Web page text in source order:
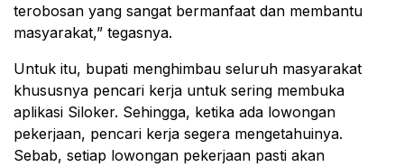
terobosan yang sangat bermanfaat dan membantu
masyarakat,” tegasnya.
Untuk itu, bupati menghimbau seluruh masyarakat
khususnya pencari kerja untuk sering membuka
aplikasi Siloker. Sehingga, ketika ada lowongan
pekerjaan, pencari kerja segera mengetahuinya.
Sebab, setiap lowongan pekerjaan pasti akan